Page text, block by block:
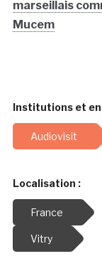
marseillais
Mucem
Institutions et
Audiovisit
Localisation :
France
Vitry